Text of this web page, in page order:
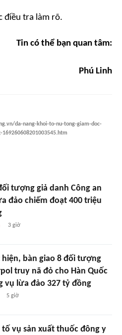
điều tra làm rõ.
Tin có thể bạn quan tâm:
Phú Linh
da-nang-khoi-to-nu-tong-giam-doc-
tượng giả danh Công an
đảo chiếm đoạt 400 triệu
3 giờ
hiện, bàn giao 8 đối tượng
truy nã đỏ cho Hàn Quốc
vụ lừa đảo 327 tỷ đồng
5 giờ
tố vụ sản xuất thuốc đông y